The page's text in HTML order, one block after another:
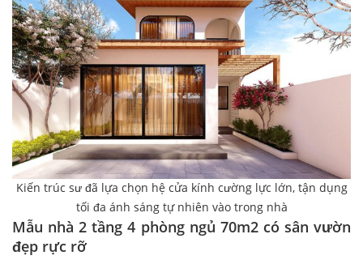
Kiến trúc sư đã lựa chọn hệ cửa kính cường lực lớn, tận dụng
tối đa ánh sáng tự nhiên vào trong nhà
Mẫu nhà 2 tầng 4 phòng ngủ 70m2 có sân vườn
đẹp rực rỡ